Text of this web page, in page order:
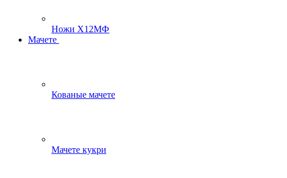
Ножи Х12МФ
Мачете
Кованые мачете
Мачете кукри